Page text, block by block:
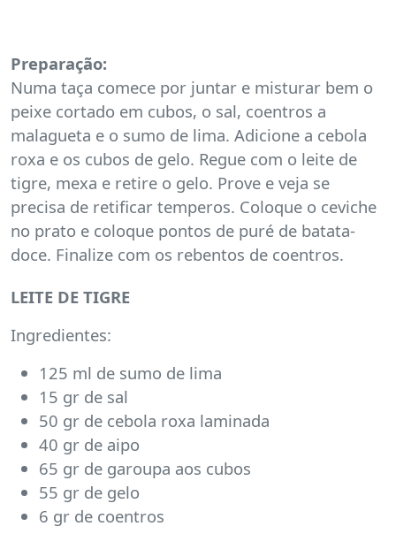
Preparação:
Numa taça comece por juntar e misturar bem o
peixe cortado em cubos, o sal, coentros a
malagueta e o sumo de lima. Adicione a cebola
roxa e os cubos de gelo. Regue com o leite de
tigre, mexa e retire o gelo. Prove e veja se
precisa de retificar temperos. Coloque o ceviche
no prato e coloque pontos de puré de batata-
doce. Finalize com os rebentos de coentros.
LEITE DE TIGRE
Ingredientes:
125 ml de sumo de lima
15 gr de sal
50 gr de cebola roxa laminada
40 gr de aipo
65 gr de garoupa aos cubos
55 gr de gelo
6 gr de coentros